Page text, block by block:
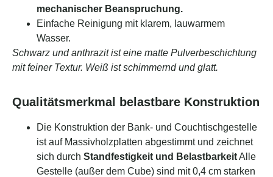
mechanischer Beanspruchung.
Einfache Reinigung mit klarem, lauwarmem
Wasser.
Schwarz und anthrazit ist eine matte Pulverbeschichtung
mit feiner Textur. Weiß ist schimmernd und glatt.
Qualitätsmerkmal belastbare Konstruktion
Die Konstruktion der Bank- und Couchtischgestelle
ist auf Massivholzplatten abgestimmt und zeichnet
sich durch Standfestigkeit und BelastbarkeitAlle
Gestelle (außer dem Cube) sind mit 0,4 cm starken